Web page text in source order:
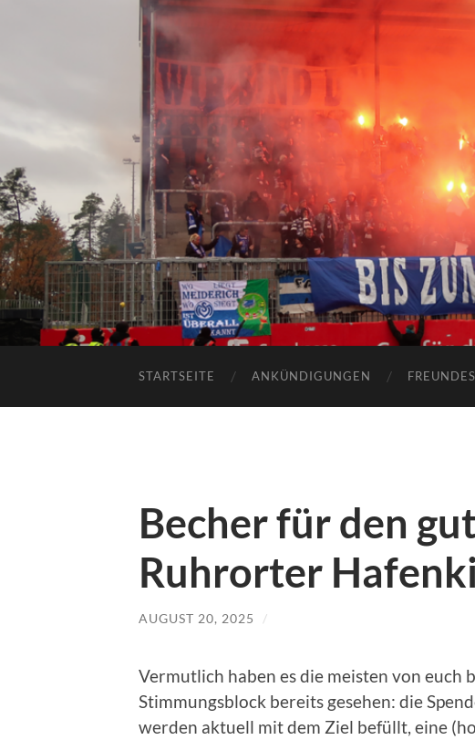
STARTSEITE ANKÜNDIGUNGEN
Becher für den
Ruhrorter
AUGUST 20, 2025 /
Vermutlich haben es die meisten von euch
Stimmungsblock bereits gesehen: die
werden aktuell mit dem Ziel befüllt, eine